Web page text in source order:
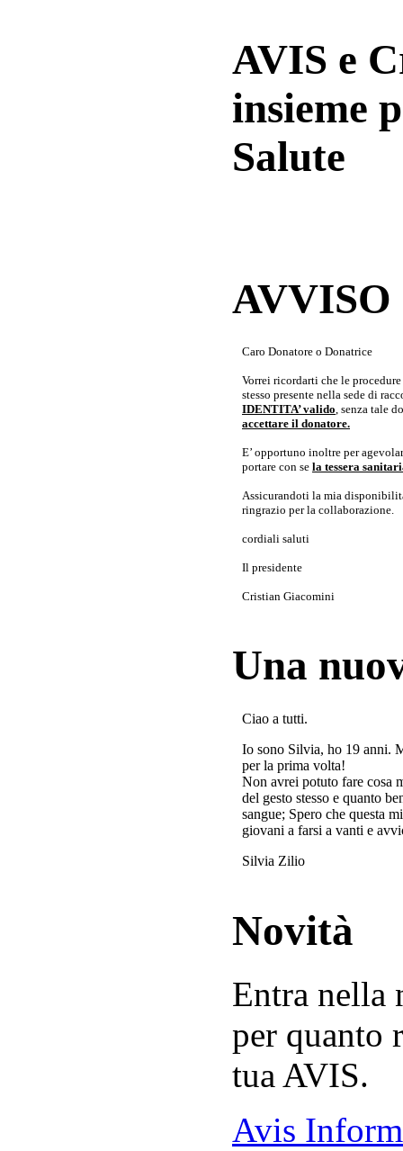
AVIS e
insieme
Salute
Caro Donatore o Donatrice
Vorrei ricordarti che le
stesso presente nella sede di
IDENTITA’ valido, senza tale
accettare il donatore.
E’ opportuno inoltre per
portare con se la tessera
Assicurandoti la mia
ringrazio per la collaborazione.
cordiali saluti
Il presidente
Cristian Giacomini
Una
Ciao a tutti.
Io sono Silvia, ho 19 anni.
per la prima volta!
Non avrei potuto fare cosa
del gesto stesso e quanto
sangue; Spero che questa
giovani a farsi a vanti e
Silvia Zilio
Novità
Entra nella
per quanto
tua AVIS.
Avis